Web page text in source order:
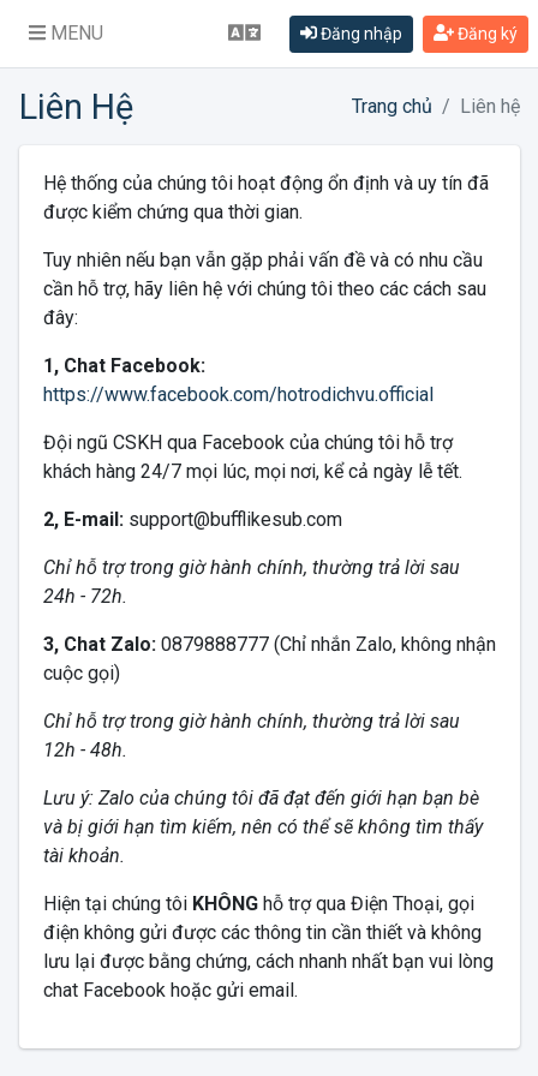
MENU Đăng nhập Đăng ký
Liên Hệ Trang chủ Liên hệ
Hệ thống của chúng tôi hoạt động ổn định và uy tín đã
được kiểm chứng qua thời gian.
Tuy nhiên nếu bạn vẫn gặp phải vấn đề và có nhu cầu
cần hỗ trợ, hãy liên hệ với chúng tôi theo các cách sau
đây:
1, Chat Facebook:
https://www.facebook.com/hotrodichvu.official
Đội ngũ CSKH qua Facebook của chúng tôi hỗ trợ
khách hàng 24/7 mọi lúc, mọi nơi, kể cả ngày lễ tết.
2, E-mail: support@bufflikesub.com
Chỉ hỗ trợ trong giờ hành chính, thường trả lời sau
24h - 72h.
3, Chat Zalo:0879888777 (Chỉ nhắn Zalo, không nhận
cuộc gọi)
Chỉ hỗ trợ trong giờ hành chính, thường trả lời sau
12h - 48h.
Lưu ý: Zalo của chúng tôi đã đạt đến giới hạn bạn bè
và bị giới hạn tìm kiếm, nên có thể sẽ không tìm thấy
tài khoản.
Hiện tại chúng tôi KHÔNGhỗ trợ qua Điện Thoại, gọi
điện không gửi được các thông tin cần thiết và không
lưu lại được bằng chứng, cách nhanh nhất bạn vui lòng
chat Facebook hoặc gửi email.